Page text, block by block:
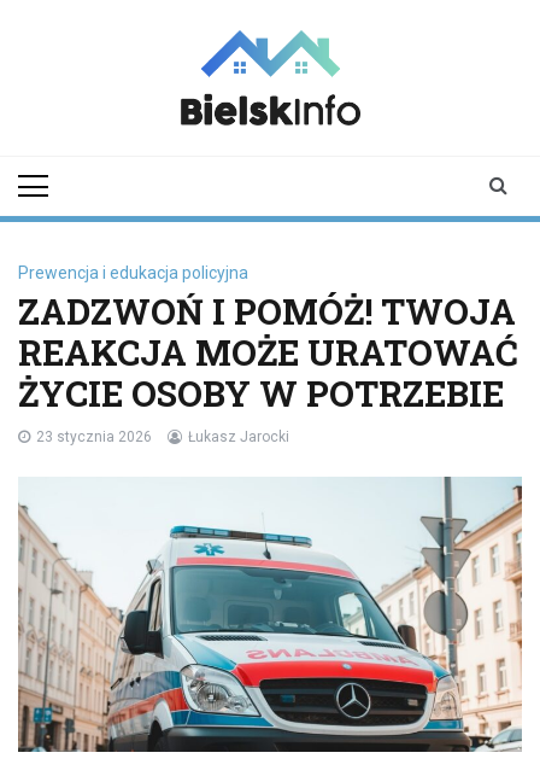
Podlaskiego i
Prewencja i edukacja policyjna
ZADZWOŃ I POMÓŻ! TWOJA
REAKCJA MOŻE URATOWAĆ
ŻYCIE OSOBY W POTRZEBIE
23 stycznia 2026 Łukasz Jarocki